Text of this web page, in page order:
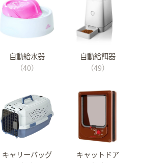
自動給水器
（40）
自動給餌器
（49）
キャリーバッグ
キャットドア